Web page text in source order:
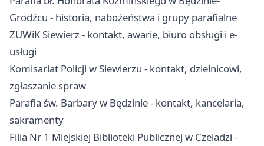
Grodźcu - historia, nabożeństwa i grupy parafialne
ZUWiK Siewierz - kontakt, awarie, biuro obsługi i e-
usługi
Komisariat Policji w Siewierzu - kontakt, dzielnicowi,
zgłaszanie spraw
Parafia św. Barbary w Będzinie - kontakt, kancelaria,
sakramenty
Filia Nr 1 Miejskiej Biblioteki Publicznej w Czeladzi -